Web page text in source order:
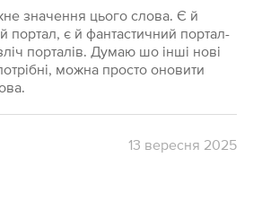
значення цього слова. Є й
портал, є й фантастичний портал-
порталів. Думаю шо інші нові
можна просто оновити
13 вересня 2025